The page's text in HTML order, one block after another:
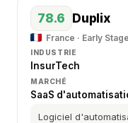
78.6 Duplix
France · Early
INDUSTRIE
InsurTech
MARCHÉ
SaaS
Logiciel